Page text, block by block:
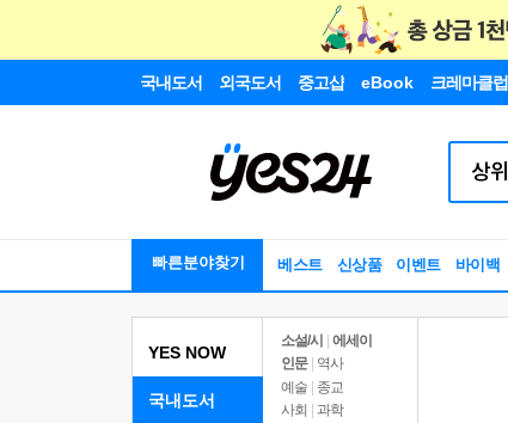
국내도서 외국도서 중고샵 eBook 크레마클럽
빠른분야찾기 베스트 신상품 이벤트 바이백
YES NOW
국내도서
소설/시
에세이
인문
역사
예술 | 종교
사회 | 과학